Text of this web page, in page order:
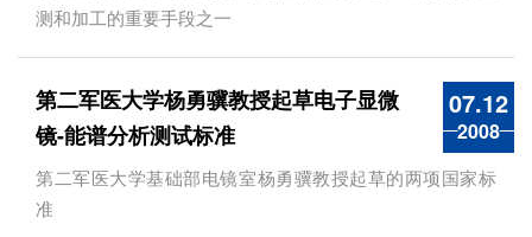
测和加工的重要手段之一
07.12
2008
第二军医大学杨勇骥教授起草电子显微
镜-能谱分析测试标准
第二军医大学基础部电镜室杨勇骥教授起草的两项国家标
准